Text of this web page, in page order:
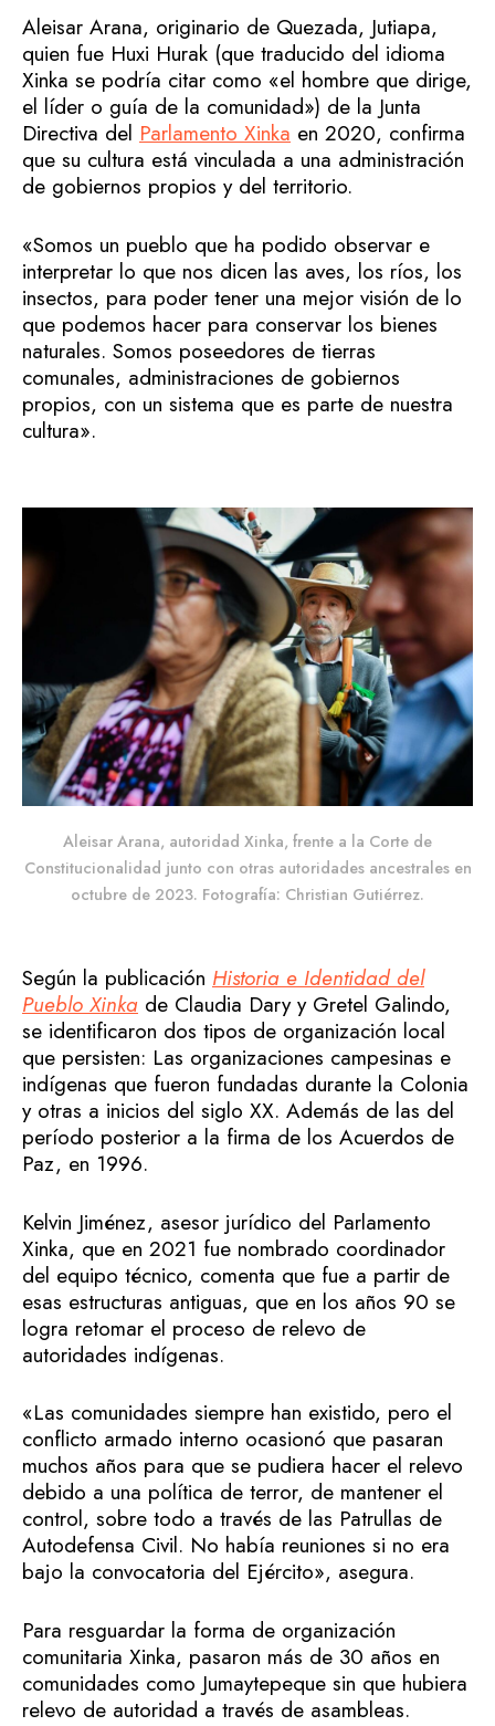
Aleisar Arana, originario de Quezada, Jutiapa,
quien fue Huxi Hurak (que traducido del idioma
Xinka se podría citar como «el hombre que dirige,
el líder o guía de la comunidad») de la Junta
Directiva del Parlamento Xinka en 2020, confirma
que su cultura está vinculada a una administración
de gobiernos propios y del territorio.
«Somos un pueblo que ha podido observar e
interpretar lo que nos dicen las aves, los ríos, los
insectos, para poder tener una mejor visión de lo
que podemos hacer para conservar los bienes
naturales. Somos poseedores de tierras
comunales, administraciones de gobiernos
propios, con un sistema que es parte de nuestra
cultura».
Aleisar Arana, autoridad Xinka, frente a la Corte de
Constitucionalidad junto con otras autoridades ancestrales en
octubre de 2023. Fotografía: Christian Gutiérrez.
Según la publicación Historia e Identidad del
Pueblo Xinka de Claudia Dary y Gretel Galindo,
se identificaron dos tipos de organización local
que persisten: Las organizaciones campesinas e
indígenas que fueron fundadas durante la Colonia
y otras a inicios del siglo XX. Además de las del
período posterior a la firma de los Acuerdos de
Paz, en 1996.
Kelvin Jiménez, asesor jurídico del Parlamento
Xinka, que en 2021 fue nombrado coordinador
del equipo técnico, comenta que fue a partir de
esas estructuras antiguas, que en los años 90 se
logra retomar el proceso de relevo de
autoridades indígenas.
«Las comunidades siempre han existido, pero el
conflicto armado interno ocasionó que pasaran
muchos años para que se pudiera hacer el relevo
debido a una política de terror, de mantener el
control, sobre todo a través de las Patrullas de
Autodefensa Civil. No había reuniones si no era
bajo la convocatoria del Ejército», asegura.
Para resguardar la forma de organización
comunitaria Xinka, pasaron más de 30 años en
comunidades como Jumaytepeque sin que hubiera
relevo de autoridad a través de asambleas.